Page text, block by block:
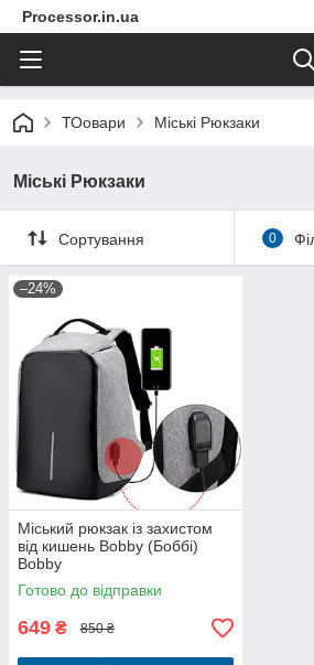
Processor.in.ua
ТОовари Міські Рюкзаки
Міські Рюкзаки
Сортування 0
–24%
Міський рюкзак із захистом
від кишень Bobby (Боббі)
Bobby
Готово до відправки
649 ₴ 850 ₴